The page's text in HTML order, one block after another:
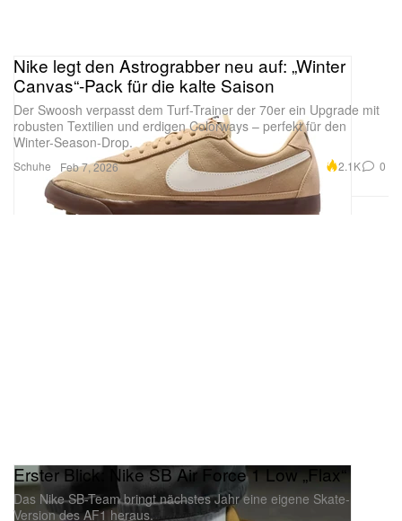
Schuhe
Nike legt den Astrograbber neu auf: „Winter
Canvas“-Pack für die kalte Saison
Der Swoosh verpasst dem Turf-Trainer der 70er ein Upgrade mit
robusten Textilien und erdigen Colorways – perfekt für den
Winter-Season-Drop.
Feb 7, 2026 2.1K 0
Erster Blick: Nike SB Air Force 1 Low „Flax“
Das Nike SB-Team bringt nächstes Jahr eine eigene Skate-
Version des AF1 heraus.